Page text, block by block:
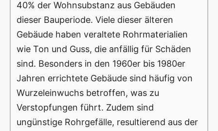
40% der Wohnsubstanz aus Gebäuden
dieser Bauperiode. Viele dieser älteren
Gebäude haben veraltete Rohrmaterialien
wie Ton und Guss, die anfällig für Schäden
sind. Besonders in den 1960er bis 1980er
Jahren errichtete Gebäude sind häufig von
Wurzeleinwuchs betroffen, was zu
Verstopfungen führt. Zudem sind
ungünstige Rohrgefälle, resultierend aus der